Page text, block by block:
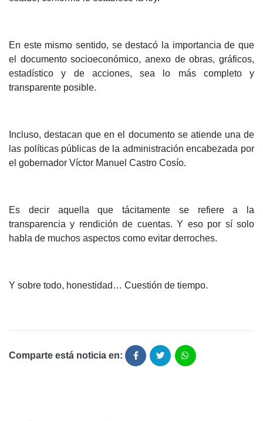
En este mismo sentido, se destacó la importancia de que
el documento socioeconómico, anexo de obras, gráficos,
estadístico y de acciones, sea lo más completo y
transparente posible.
Incluso, destacan que en el documento se atiende una de
las políticas públicas de la administración encabezada por
el gobernador Víctor Manuel Castro Cosío.
Es decir aquella que tácitamente se refiere a la
transparencia y rendición de cuentas. Y eso por sí solo
habla de muchos aspectos como evitar derroches.
Y sobre todo, honestidad… Cuestión de tiempo.
Comparte está noticia en: